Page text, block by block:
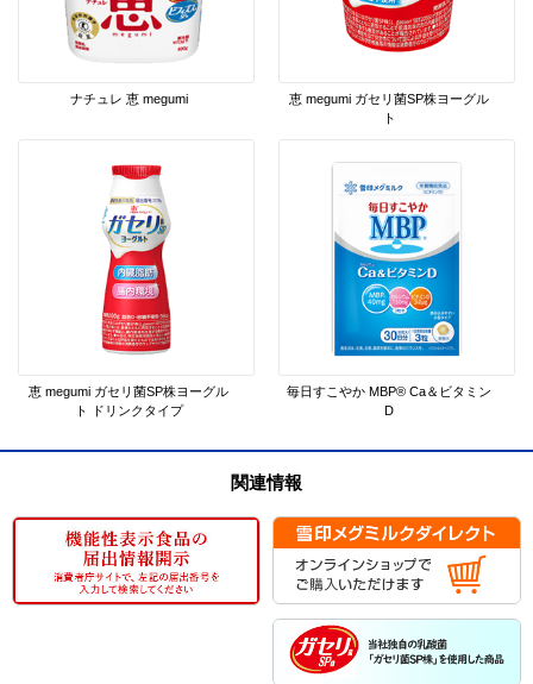
ナチュレ 恵 megumi
恵 megumi ガセリ菌SP株ヨーグル
ト
恵 megumi ガセリ菌SP株ヨーグル
ト ドリンクタイプ
毎日すこやか MBP® Ca＆ビタミン
D
関連情報